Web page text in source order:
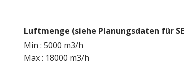
Luftmenge (siehe Planungsdaten für
Min : 5000 m3/h
Max : 18000 m3/h